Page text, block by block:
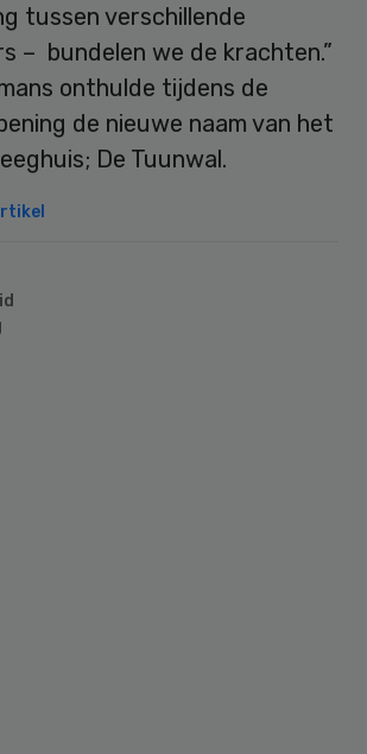
tussen verschillende
– bundelen we de krachten.”
onthulde tijdens de
de nieuwe naam van het
De Tuunwal.